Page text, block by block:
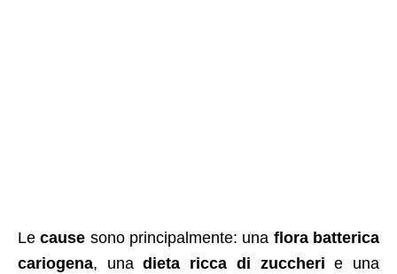
Le cause sono principalmente: una flora batterica
cariogena, unadieta ricca di zuccheri e una